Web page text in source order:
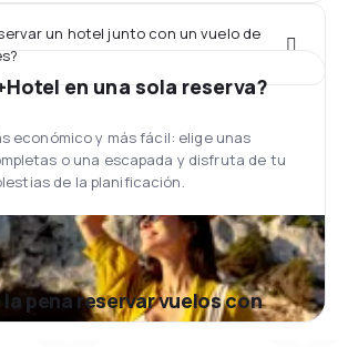
un hotel junto con un vuelo de
en una sola reserva?
económico y más fácil: elige unas
o una escapada y disfruta de tu
de la planificación.
la pena reservar vuelos con